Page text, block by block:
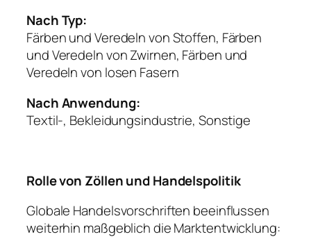
Nach Typ:
Färben und Veredeln von Stoffen, Färben
und Veredeln von Zwirnen, Färben und
Veredeln von losen Fasern
Nach Anwendung:
Textil-, Bekleidungsindustrie, Sonstige
Rolle von Zöllen und Handelspolitik
Globale Handelsvorschriften beeinflussen
weiterhin maßgeblich die Marktentwicklung: